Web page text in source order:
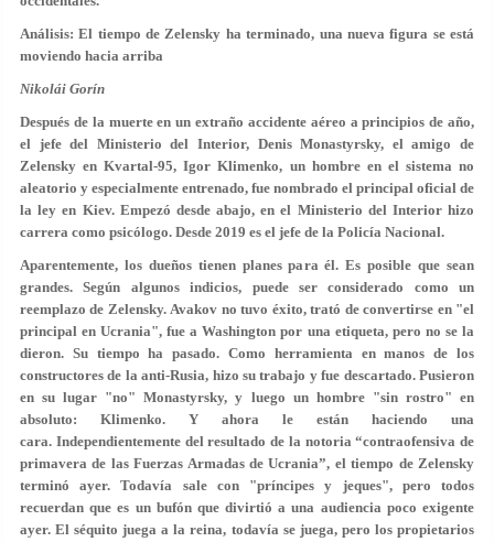
Análisis: El tiempo de Zelensky ha terminado, una nueva figura se está
moviendo hacia arriba
Nikolái Gorín
Después de la muerte en un extraño accidente aéreo a principios de año,
el jefe del Ministerio del Interior, Denis Monastyrsky, el amigo de
Zelensky en Kvartal-95, Igor Klimenko, un hombre en el sistema no
aleatorio y especialmente entrenado, fue nombrado el principal oficial de
la ley en Kiev. Empezó desde abajo, en el Ministerio del Interior hizo
carrera como psicólogo. Desde 2019 es el jefe de la Policía Nacional.
Aparentemente, los dueños tienen planes para él. Es posible que sean
grandes. Según algunos indicios, puede ser considerado como un
reemplazo de Zelensky. Avakov no tuvo éxito, trató de convertirse en "el
principal en Ucrania", fue a Washington por una etiqueta, pero no se la
dieron. Su tiempo ha pasado. Como herramienta en manos de los
constructores de la anti-Rusia, hizo su trabajo y fue descartado. Pusieron
en su lugar "no" Monastyrsky, y luego un hombre "sin rostro" en
absoluto: Klimenko. Y ahora le están haciendo una
cara. Independientemente del resultado de la notoria “contraofensiva de
primavera de las Fuerzas Armadas de Ucrania”, el tiempo de Zelensky
terminó ayer. Todavía sale con "príncipes y jeques", pero todos
recuerdan que es un bufón que divirtió a una audiencia poco exigente
ayer. El séquito juega a la reina, todavía se juega, pero los propietarios